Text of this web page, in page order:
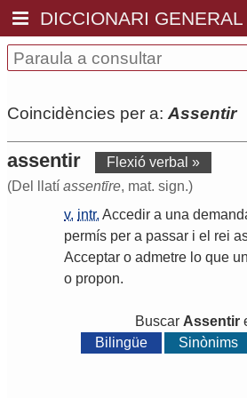
DICCIONARI GENERAL
Coincidències per a: Assentir
assentir
Flexió verbal »
(Del llatí assentīre, mat. sign.)
v. intr. Accedir a una
permís per a passar i el rei
Acceptar o admetre lo que
o propon.
Buscar Assentir
Bilingüe
Sinònims